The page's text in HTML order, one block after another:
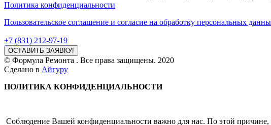
Политика конфиденциальности
Пользовательское соглашение и согласие на обработку персональных
+7 (831) 212-97-19
ОСТАВИТЬ ЗАЯВКУ!
© Формула Ремонта . Все права защищены. 2020
Сделано в Айгуру
ПОЛИТИКА КОНФИДЕНЦИАЛЬНОСТИ
Соблюдение Вашей конфиденциальности важно для нас. По этой